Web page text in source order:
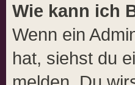
Wie kann ich
Wenn ein
hat, siehst du